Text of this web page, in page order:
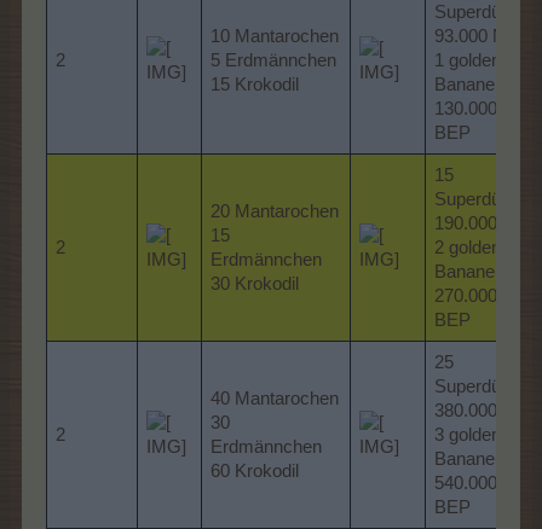
2
10 Mantarochen
5 Erdmännchen
15 Krokodil
Superdünger
93.000 MP
1 goldene
Banane
130.000
BEP
2
20 Mantarochen
15
Erdmännchen
30 Krokodil
15
Superdünger
190.000 MP
2 goldene
Bananen
270.000
BEP
2
40 Mantarochen
30
Erdmännchen
60 Krokodil
25
Superdünger
380.000 MP
3 goldene
Bananen
540.000
BEP